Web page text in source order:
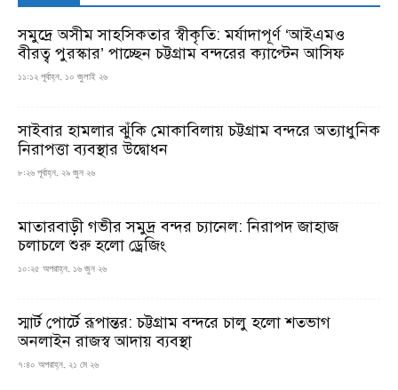
সমুদ্রে অসীম সাহসিকতার স্বীকৃতি: মর্যাদাপূর্ণ ‘আইএমও
বীরত্ব পুরস্কার’ পাচ্ছেন চট্টগ্রাম বন্দরের ক্যাপ্টেন আসিফ
১১:১২ পূর্বাহ্ন, ১০ জুলাই ২৬
সাইবার হামলার ঝুঁকি মোকাবিলায় চট্টগ্রাম বন্দরে অত্যাধুনিক
নিরাপত্তা ব্যবস্থার উদ্বোধন
৮:২৬ পূর্বাহ্ন, ২৯ জুন ২৬
মাতারবাড়ী গভীর সমুদ্র বন্দর চ্যানেল: নিরাপদ জাহাজ
চলাচলে শুরু হলো ড্রেজিং
১০:২৫ অপরাহ্ন, ১৬ জুন ২৬
স্মার্ট পোর্টে রূপান্তর: চট্টগ্রাম বন্দরে চালু হলো শতভাগ
অনলাইন রাজস্ব আদায় ব্যবস্থা
৭:৪০ অপরাহ্ন, ২১ মে ২৬